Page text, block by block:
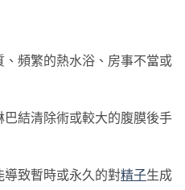
頻繁的熱水浴、房事不當或
結清除術或較大的腹膜後手
致暫時或永久的對精子生成